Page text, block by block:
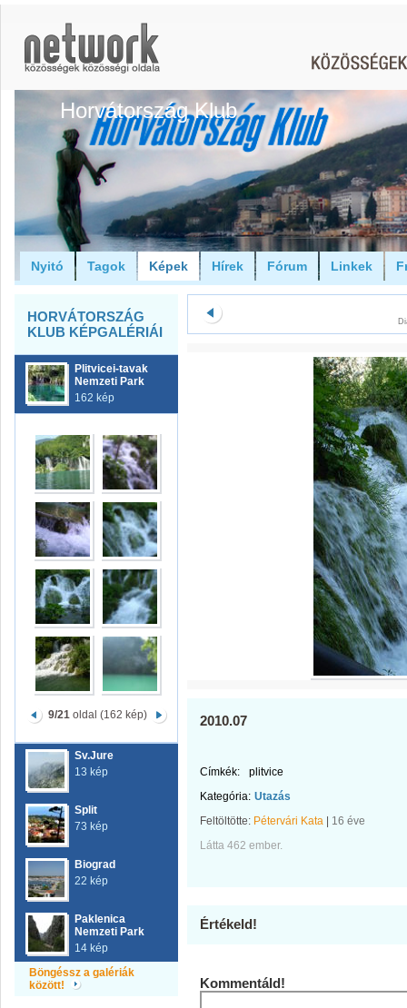
Horvátország Klub
Nyitó Tagok Képek Hírek Fórum Linkek
HORVÁTORSZÁG
KLUB KÉPGALÉRIÁI
Plitvicei-tavak
Nemzeti Park
162 kép
9/21oldal (162 kép)
Sv.Jure
13 kép
Split
73 kép
Biograd
22 kép
Paklenica
Nemzeti Park
14 kép
Böngéssz a galériák
között!
2010.07
Címkék:
plitvice
Kategória: Utazás
Feltöltötte: Pétervári Kata
16 éve
Látta 462 ember.
Értékeld!
Kommentáld!